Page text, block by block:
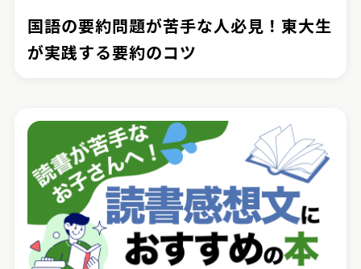
国語の要約問題が苦手な人必見！東大生
が実践する要約のコツ